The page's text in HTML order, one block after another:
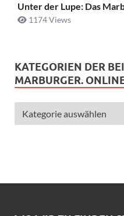
Unter der Lupe: Das
1174 Views
KATEGORIEN DER
MARBURGER.